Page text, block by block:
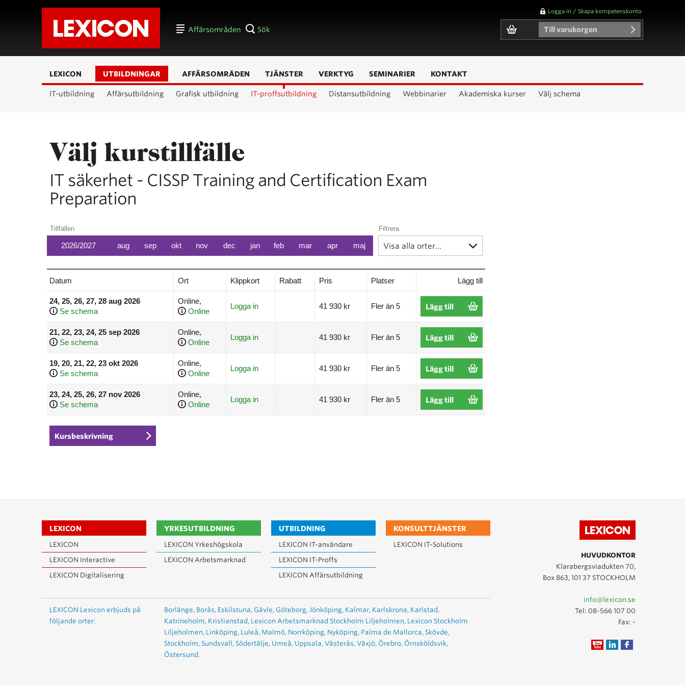
Affärsområden Sök
Logga in / Skapa kompetenskonto
Till varukorgen
LEXICON UTBILDNINGAR
IT-utbildning Affärsutbildning Grafisk utbildning IT-proffsutbildning Distansutbildning Webbinarier Akademiska kurser Välj schema
AFFÄRSOMRÅDEN TJÄNSTER VERKTYG SEMINARIER KONTAKT
Välj kurstillfälle
IT säkerhet - CISSP Training and Certification Exam
Preparation
Tillfällen
2026/2027 aug sep okt nov dec jan feb mar apr maj
Filtrera
Datum Ort Klippkort Rabatt Pris Platser Lägg till
24, 25, 26, 27, 28 aug 2026
Se schema
Online,
Online
Logga in 41 930 kr Fler än 5 Lägg till
21, 22, 23, 24, 25 sep 2026
Se schema
Online,
Online
Logga in 41 930 kr Fler än 5 Lägg till
19, 20, 21, 22, 23 okt 2026
Se schema
Online,
Online
Logga in 41 930 kr Fler än 5 Lägg till
23, 24, 25, 26, 27 nov 2026
Se schema
Online,
Online
Logga in 41 930 kr Fler än 5 Lägg till
Kursbeskrivning
LEXICON
LEXICON
LEXICON Interactive
LEXICON Digitalisering
YRKESUTBILDNING
LEXICON Yrkeshögskola
LEXICON Arbetsmarknad
UTBILDNING
LEXICON IT-användare
LEXICON IT-Proffs
LEXICON Affärsutbildning
KONSULTTJÄNSTER
LEXICON IT-Solutions
LEXICON Lexicon erbjuds på
följande orter:
Borlänge, Borås, Eskilstuna, Gävle, Göteborg, Jönköping, Kalmar, Karlskrona, Karlstad,
Katrineholm, Kristianstad, Lexicon Arbetsmarknad Stockholm Liljeholmen, Lexicon Stockholm
Liljeholmen, Linköping, Luleå, Malmö, Norrköping, Nyköping, Palma de Mallorca, Skövde,
Stockholm, Sundsvall, Södertälje, Umeå, Uppsala, Västerås, Växjö, Örebro, Örnsköldsvik,
Östersund.
HUVUDKONTOR
Klarabergsviadukten 70,
Box 863, 101 37 STOCKHOLM
info@lexicon.se
Tel: 08-566 107 00
Fax: -